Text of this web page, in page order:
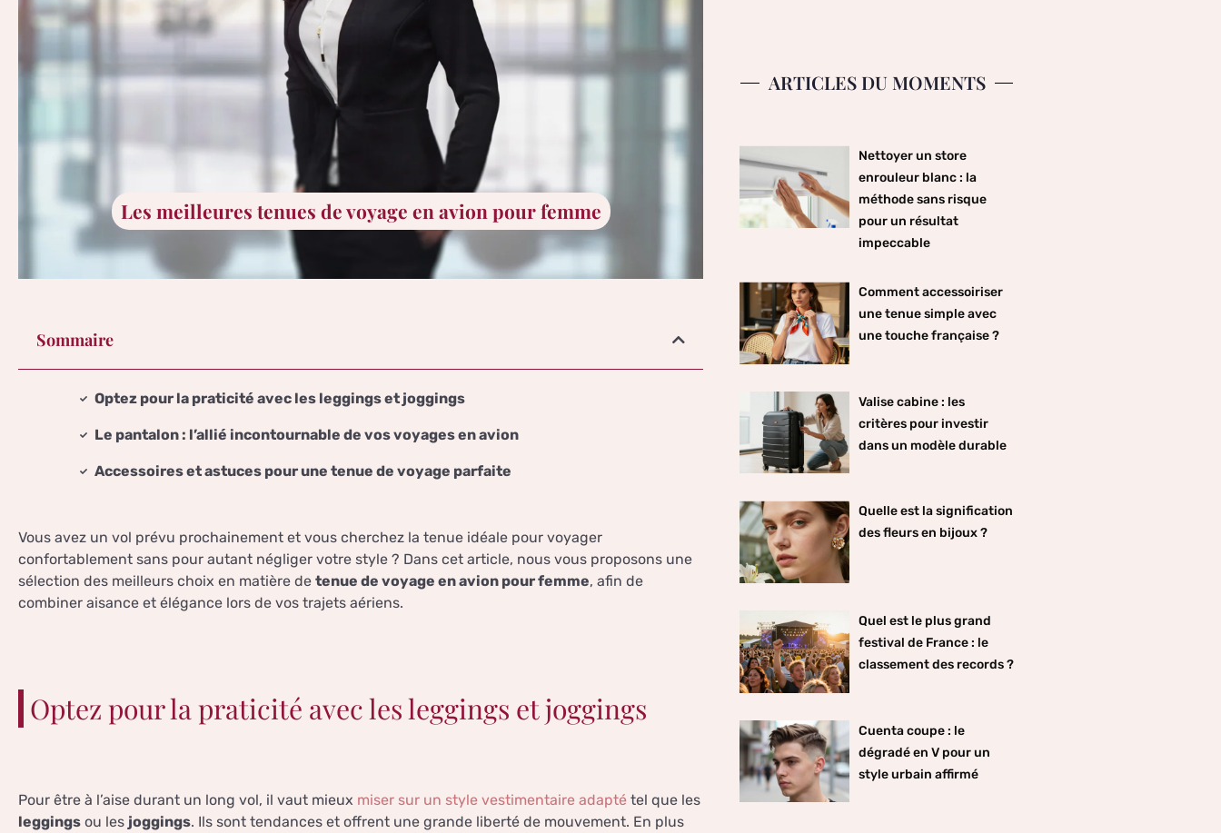
Les meilleures tenues de voyage en avion pour femme
Sommaire
Optez pour la praticité avec les leggings et joggings
Le pantalon : l’allié incontournable de vos voyages en avion
Accessoires et astuces pour une tenue de voyage parfaite
Vous avez un vol prévu prochainement et vous cherchez la tenue idéale pour voyager
confortablement sans pour autant négliger votre style ? Dans cet article, nous vous proposons une
sélection des meilleurs choix en matière de tenue de voyage en avion pour femme, afin de
combiner aisance et élégance lors de vos trajets aériens.
Optez pour la praticité avec les leggings et joggings
Pour être à l’aise durant un long vol, il vaut mieux miser sur un style vestimentaire adapté tel que les
leggings ou les joggings. Ils sont tendances et offrent une grande liberté de mouvement. En plus
ARTICLES DU MOMENTS
Nettoyer un store
enrouleur blanc : la
méthode sans risque
pour un résultat
impeccable
Comment accessoiriser
une tenue simple avec
une touche française ?
Valise cabine : les
critères pour investir
dans un modèle durable
Quelle est la signification
des fleurs en bijoux ?
Quel est le plus grand
festival de France : le
classement des records ?
Cuenta coupe : le
dégradé en V pour un
style urbain affirmé